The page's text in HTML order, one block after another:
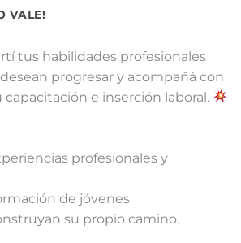
VALE!
tus habilidades profesionales
progresar y acompañá con
capacitación e inserción laboral.
profesionales y
de jóvenes
su propio camino.